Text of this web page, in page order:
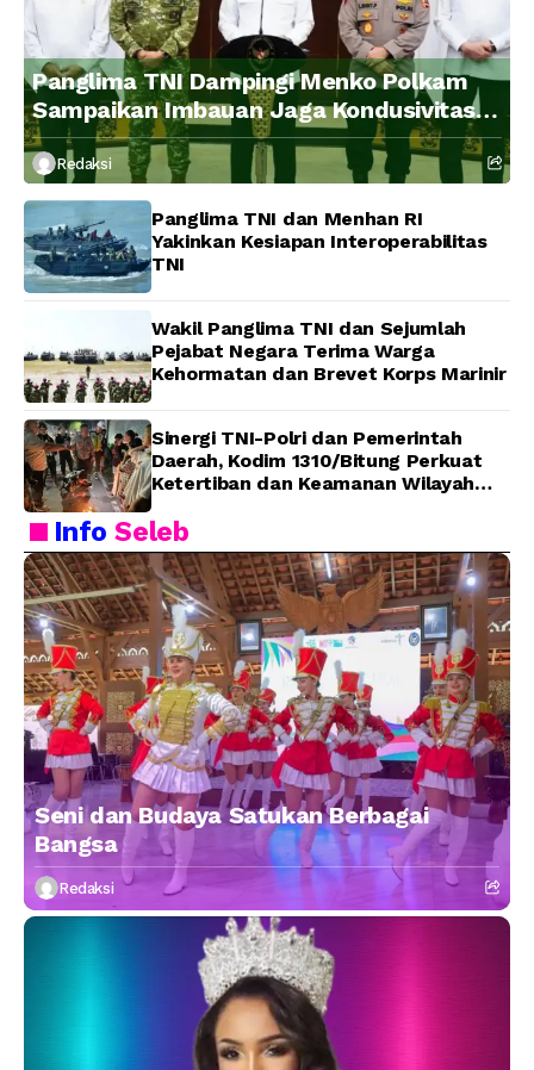
Panglima TNI Dampingi Menko Polkam
Sampaikan Imbauan Jaga Kondusivitas
Bangsa
Redaksi
Panglima TNI dan Menhan RI
Yakinkan Kesiapan Interoperabilitas
TNI
Wakil Panglima TNI dan Sejumlah
Pejabat Negara Terima Warga
Kehormatan dan Brevet Korps Marinir
Sinergi TNI-Polri dan Pemerintah
Daerah, Kodim 1310/Bitung Perkuat
Ketertiban dan Keamanan Wilayah
InfoSeleb
Seni dan Budaya Satukan Berbagai
Bangsa
Redaksi